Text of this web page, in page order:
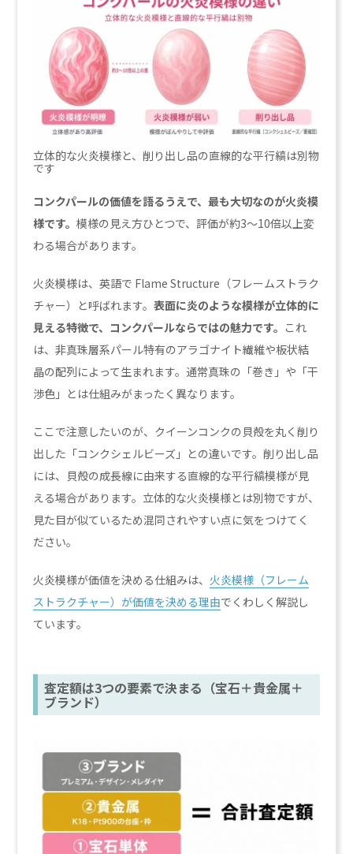
立体的な火炎模様と、削り出し品の直線的な平行縞は別物
です
コンクパールの価値を語るうえで、最も大切なのが火炎模
様です。模様の見え方ひとつで、評価が約3〜10倍以上変
わる場合があります。
火炎模様は、英語で Flame Structure（フレームストラク
チャー）と呼ばれます。表面に炎のような模様が立体的に
見える特徴で、コンクパールならではの魅力です。 これ
は、非真珠層系パール特有のアラゴナイト繊維や板状結
晶の配列によって生まれます。通常真珠の「巻き」や「干
渉色」とは仕組みがまったく異なります。
ここで注意したいのが、クイーンコンクの貝殻を丸く削り
出した「コンクシェルビーズ」との違いです。削り出し品
には、貝殻の成長線に由来する直線的な平行縞模様が見
える場合があります。立体的な火炎模様とは別物ですが、
見た目が似ているため混同されやすい点に気をつけてく
ださい。
火炎模様が価値を決める仕組みは、 火炎模様（フレーム
ストラクチャー）が価値を決める理由でくわしく解説し
ています。
査定額は3つの要素で決まる（宝石＋貴金属＋
ブランド）